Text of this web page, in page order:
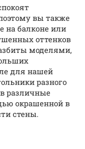
вы также
на балконе или
оттенков
моделями,
для нашей
разного
различные
окрашенной в
стены.